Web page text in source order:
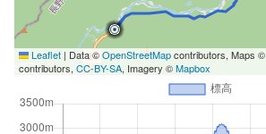
Leaflet | Data ©OpenStreetMapcontributors, Maps ©
contributors, CC-BY-SA, Imagery ©Mapbox